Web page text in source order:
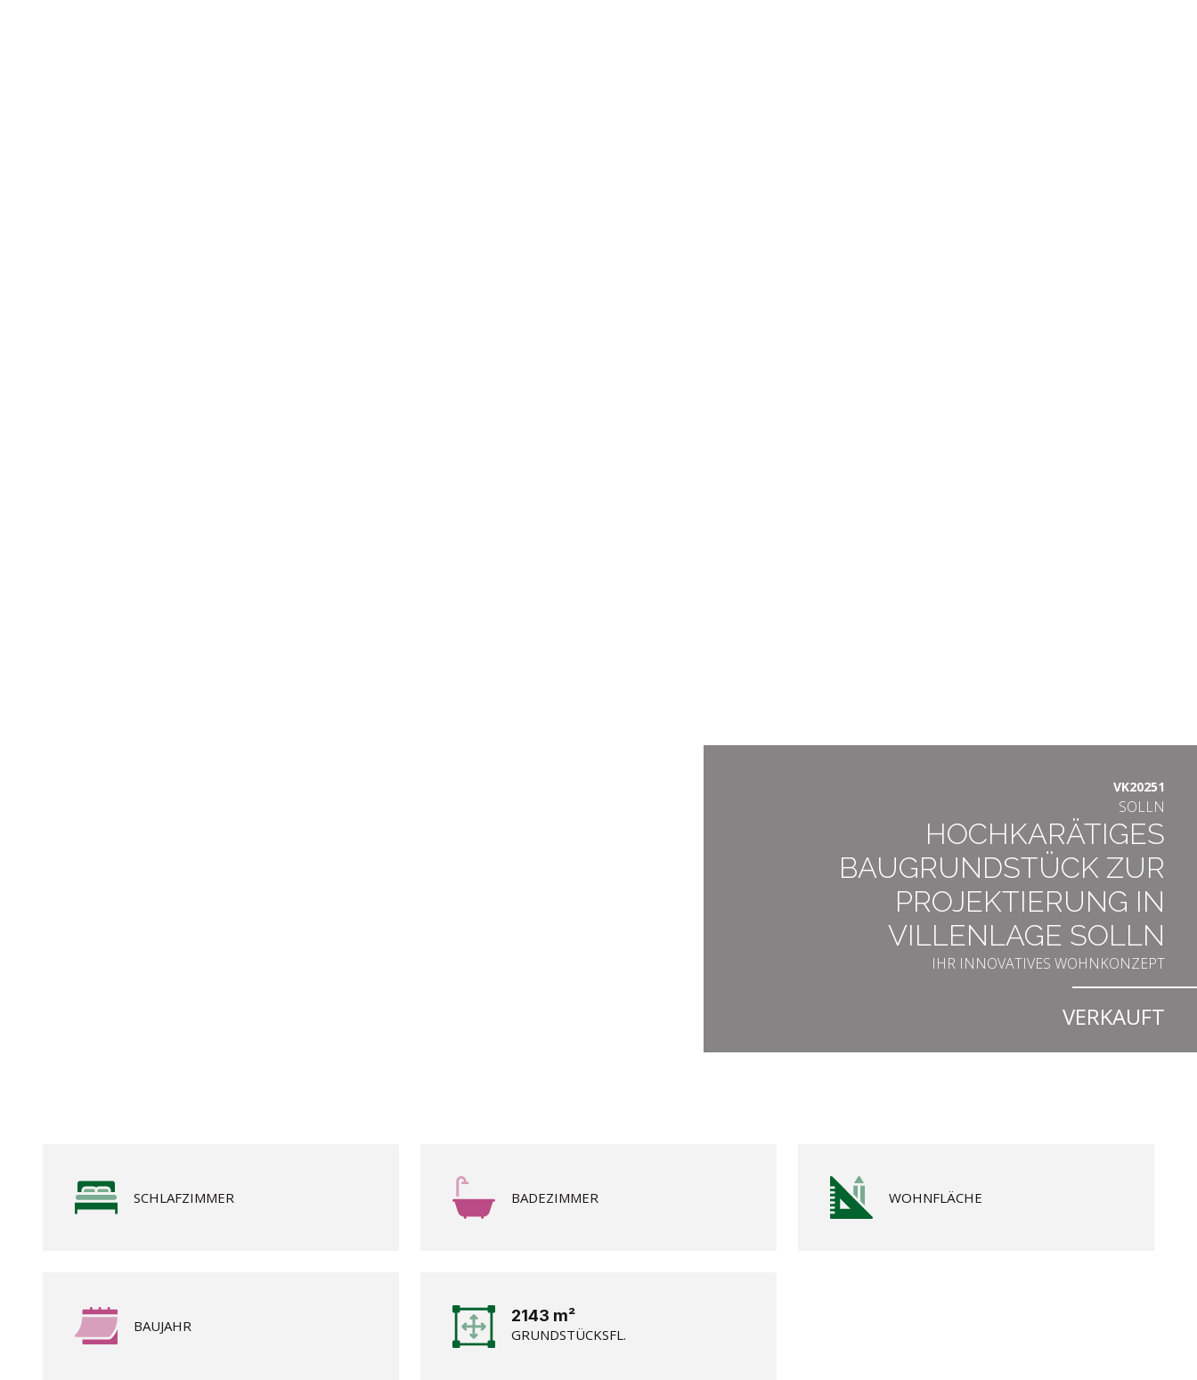
VK20251
SOLLN
HOCHKARÄTIGES
BAUGRUNDSTÜCK ZUR
PROJEKTIERUNG IN
VILLENLAGE SOLLN
IHR INNOVATIVES WOHNKONZEPT
VERKAUFT
SCHLAFZIMMER BADEZIMMER WOHNFLÄCHE
BAUJAHR
2143 m²
GRUNDSTÜCKSFL.